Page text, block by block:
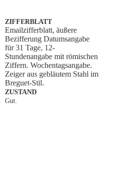
ZIFFERBLATT
Emailzifferblatt, äußere
Bezifferung Datumsangabe
für 31 Tage, 12-
Stundenangabe mit römischen
Ziffern. Wochentagsangabe.
Zeiger aus gebläutem Stahl im
Breguet-Stil.
ZUSTAND
Gut.